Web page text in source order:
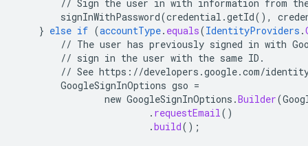
// Sign the user in with information from
signInWithPassword(credential.getId(),
} else if (accountType. equals(IdentityProviders .
// The user has previously signed in with
// sign in the user with the same ID.
// See https : //developers .google.com/
GoogleSignInOptions gso =
new GoogleSignInOptions .Builder(
. requestEmail ()
.build();